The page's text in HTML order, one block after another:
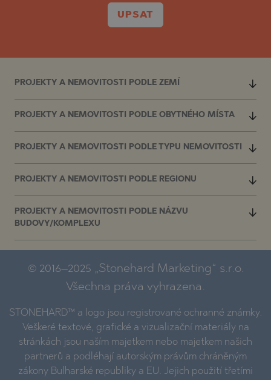
UPSAT
PROJEKTY A NEMOVITOSTI PODLE ZEMÍ
PROJEKTY A NEMOVITOSTI PODLE OBYTNÉHO MÍSTA
PROJEKTY A NEMOVITOSTI PODLE TYPU NEMOVITOSTI
PROJEKTY A NEMOVITOSTI PODLE REGIONU
PROJEKTY A NEMOVITOSTI PODLE NÁZVU
BUDOVY/KOMPLEXU
© 2016–2025 „Stonehard Marketing“ s.r.o.
Všechna práva vyhrazena.
STONEHARD™ a logo jsou registrované ochranné známky.
Veškeré textové, grafické a vizualizační materiály na
stránkách jsou naším majetkem nebo majetkem našich
partnerů a podléhají autorským právům chráněným
zákony Bulharské republiky a EU. Jejich použití třetími